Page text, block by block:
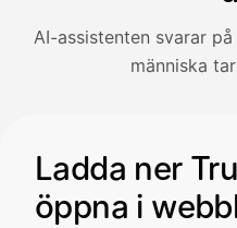
AI-assistenten svarar
människa
Ladda ner
öppna i